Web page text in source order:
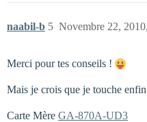
naabil-b Novembre 22,
5
Merci pour tes conseils !
Mais je crois que je touche
Carte Mère GA-870A-UD3